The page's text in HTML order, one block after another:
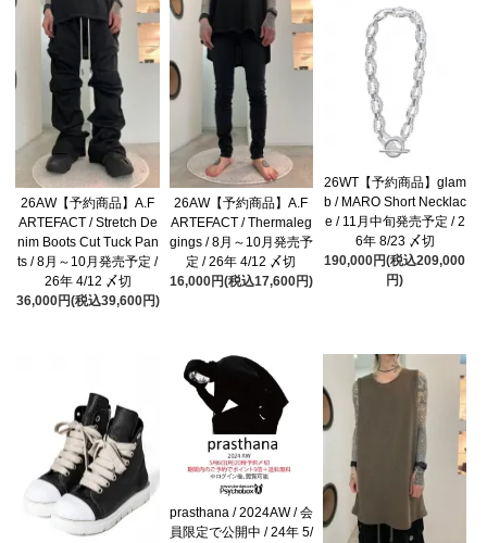
26AW【予約商品】A.F
ARTEFACT / Stretch De
nim Boots Cut Tuck Pan
ts / 8月～10月発売予定 /
26年 4/12 〆切
36,000円(税込39,600円)
26AW【予約商品】A.F
ARTEFACT / Thermaleg
gings / 8月～10月発売予
定 / 26年 4/12 〆切
16,000円(税込17,600円)
26WT【予約商品】glam
b / MARO Short Necklac
e / 11月中旬発売予定 / 2
6年 8/23 〆切
190,000円(税込209,000
円)
prasthana / 2024AW / 会
員限定で公開中 / 24年 5/